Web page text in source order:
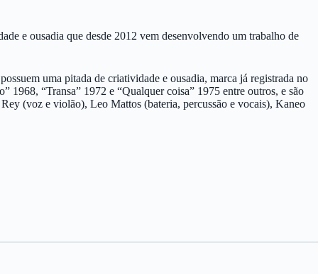
e ousadia que desde 2012 vem desenvolvendo um trabalho de
uma pitada de criatividade e ousadia, marca já registrada no
1968, “Transa” 1972 e “Qualquer coisa” 1975 entre outros, e são
(voz e violão), Leo Mattos (bateria, percussão e vocais), Kaneo